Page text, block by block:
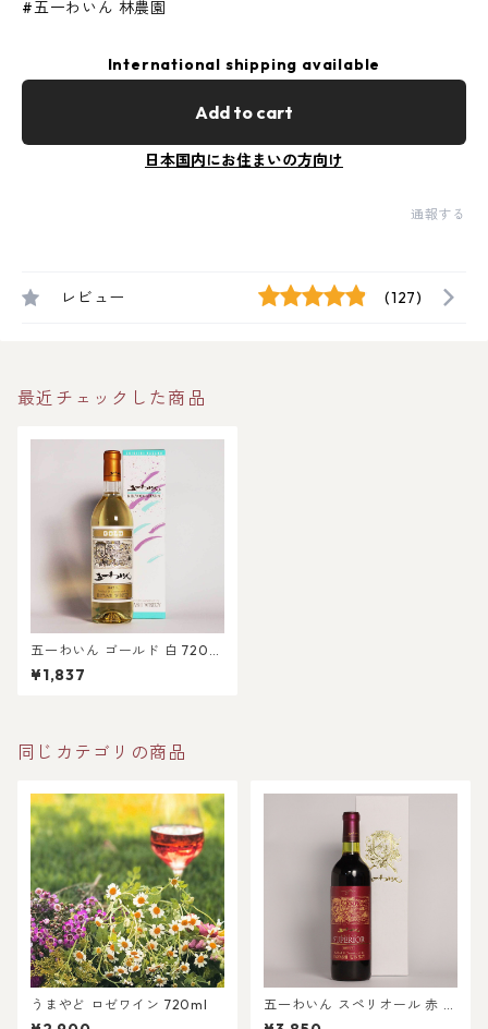
#五一わいん 林農園
International shipping available
Add to cart
日本国内にお住まいの方向け
通報する
レビュー (127)
最近チェックした商品
五一わいん ゴールド 白 720m
l¥1,837
同じカテゴリの商品
うまやど ロゼワイン 720ml
五一わいん スペリオール 赤 7
20ml